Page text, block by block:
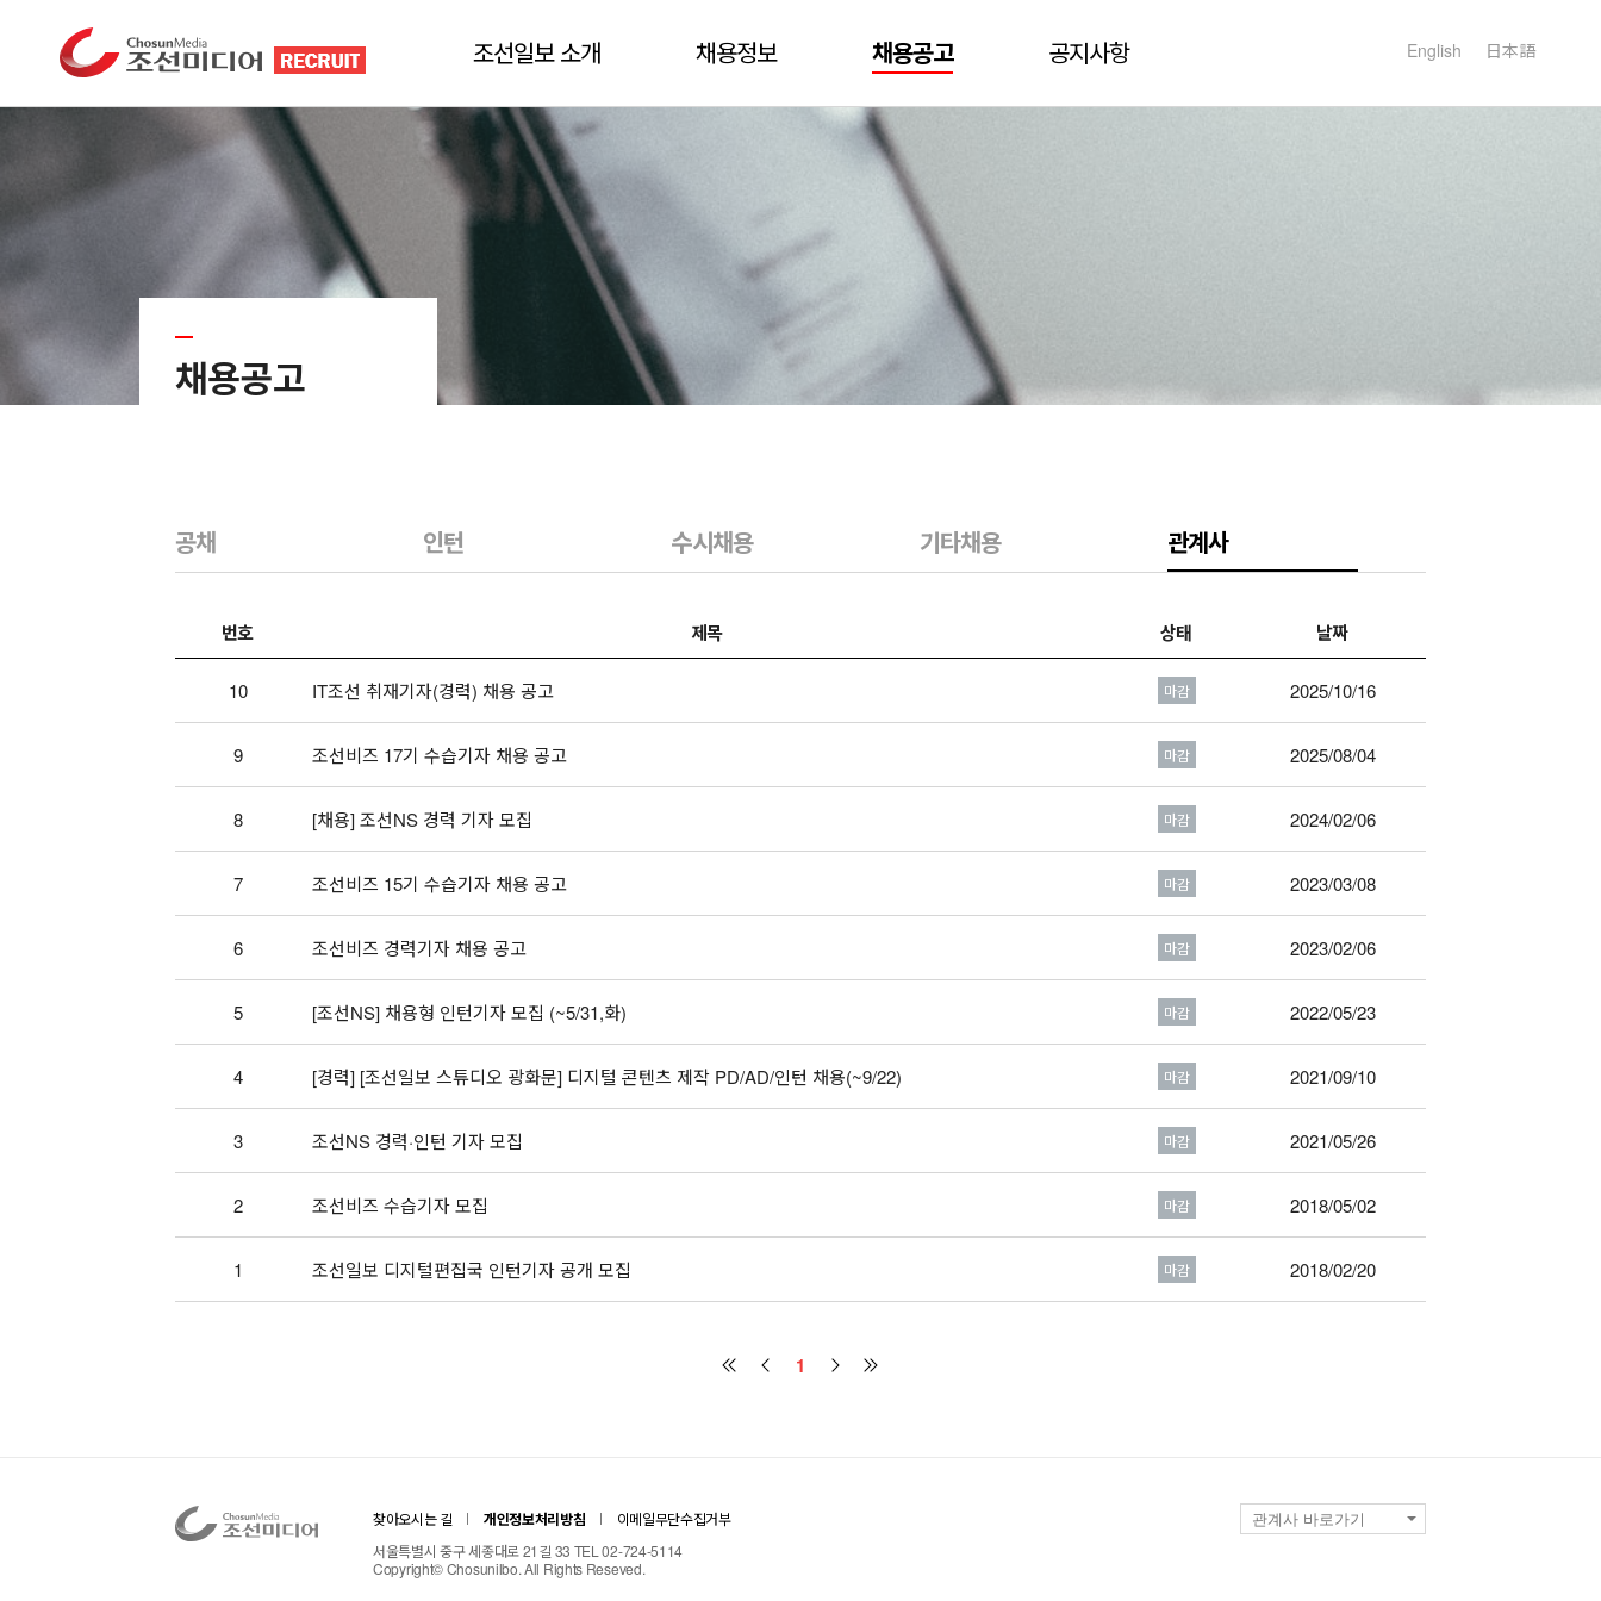
조선일보 소개 채용정보 채용공고 공지사항 English 日本語
채용공고
공채 인턴 수시채용 기타채용 관계사
번호 제목 상태 날짜
10 IT조선 취재기자(경력) 채용 공고 마감 2025/10/16
9 조선비즈 17기 수습기자 채용 공고 마감 2025/08/04
8 [채용] 조선NS 경력 기자 모집 마감 2024/02/06
7 조선비즈 15기 수습기자 채용 공고 마감 2023/03/08
6 조선비즈 경력기자 채용 공고 마감 2023/02/06
5 [조선NS] 채용형 인턴기자 모집 (~5/31,화) 마감 2022/05/23
4 [경력] [조선일보 스튜디오 광화문] 디지털 콘텐츠 제작 PD/AD/인턴 채용(~9/22) 마감 2021/09/10
3 조선NS 경력·인턴 기자 모집 마감 2021/05/26
2 조선비즈 수습기자 모집 마감 2018/05/02
1 조선일보 디지털편집국 인턴기자 공개 모집 마감 2018/02/20
1
찾아오시는 길 개인정보처리방침
이메일무단수집거부
서울특별시 중구 세종대로 21길 33 TEL 02-724-5114
Copyright© Chosunilbo. All Rights Reseved.